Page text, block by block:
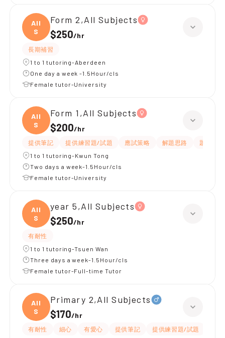
All
S
Form 2,All Subjects
$250/hr
長期補習
1 to 1 tutoring-Aberdeen
One day a week -1.5Hour/cls
Female tutor-University
All
S
Form 1,All Subjects
$200/hr
提供筆記 提供練習題/試題 應試策略 解題思路
題目講解
1 to 1 tutoring-Kwun Tong
Two days a week-1.5Hour/cls
Female tutor-University
All
S
year 5,All Subjects
$250/hr
有耐性
1 to 1 tutoring-Tsuen Wan
Three days a week-1.5Hour/cls
Female tutor-Full-time Tutor
All
S
Primary 2,All Subjects
$170/hr
有耐性 細心 有愛心 提供筆記 提供練習題/試題